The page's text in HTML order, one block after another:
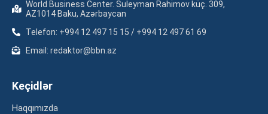
World Business Center. Suleyman Rahimov küç. 309,
AZ1014 Baku, Azərbaycan
Telefon: +994 12 497 15 15 / +994 12 497 61 69
Email: redaktor@bbn.az
Keçidlər
Haqqımızda